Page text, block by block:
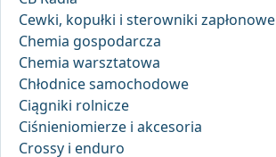
Cewki, kopułki i sterowniki zapłonowe
Chemia gospodarcza
Chemia warsztatowa
Chłodnice samochodowe
Ciągniki rolnicze
Ciśnieniomierze i akcesoria
Crossy i enduro